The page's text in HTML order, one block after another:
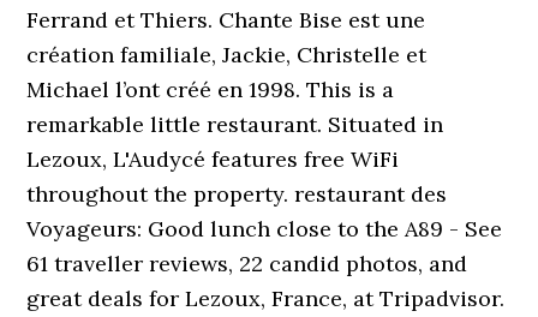
Ferrand et Thiers. Chante Bise est une
création familiale, Jackie, Christelle et
Michael l’ont créé en 1998. This is a
remarkable little restaurant. Situated in
Lezoux, L'Audycé features free WiFi
throughout the property. restaurant des
Voyageurs: Good lunch close to the A89 - See
61 traveller reviews, 22 candid photos, and
great deals for Lezoux, France, at Tripadvisor.